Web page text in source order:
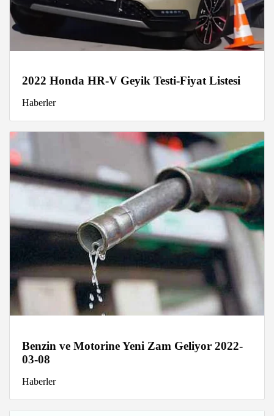
2022 Honda HR-V Geyik Testi-Fiyat Listesi
Haberler
Benzin ve Motorine Yeni Zam Geliyor 2022-
03-08
Haberler